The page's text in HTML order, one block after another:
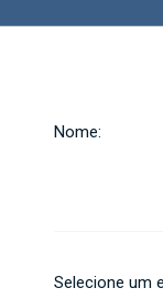
Nome:
Selecione um